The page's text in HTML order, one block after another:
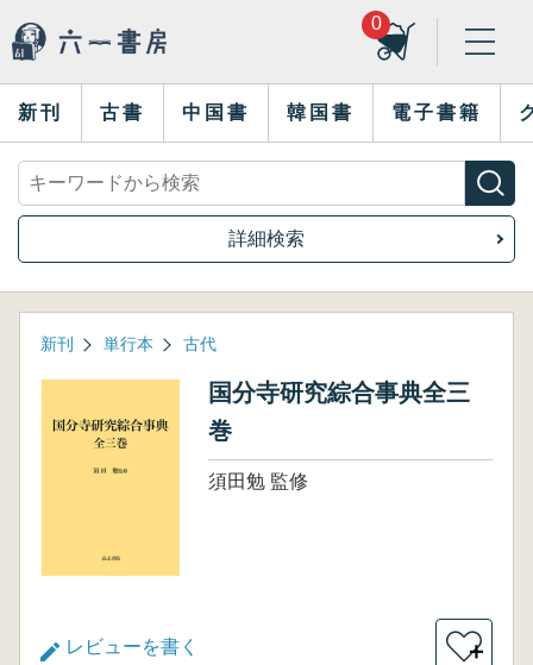
0
新刊 古書 中国書 韓国書 電子書籍
詳細検索
新刊 単行本 古代
国分寺研究綜合事典全三
巻
須田勉 監修
レビューを書く ＋